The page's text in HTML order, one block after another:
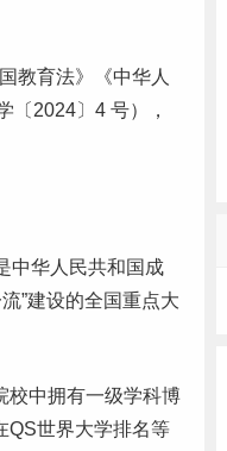
教育法》《中华人
〔2024〕4 号），
中华人民共和国成
”建设的全国重点大
校中拥有一级学科博
QS世界大学排名等